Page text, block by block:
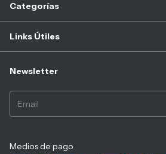
Categorías
Links Útiles
Newsletter
Medios de pago